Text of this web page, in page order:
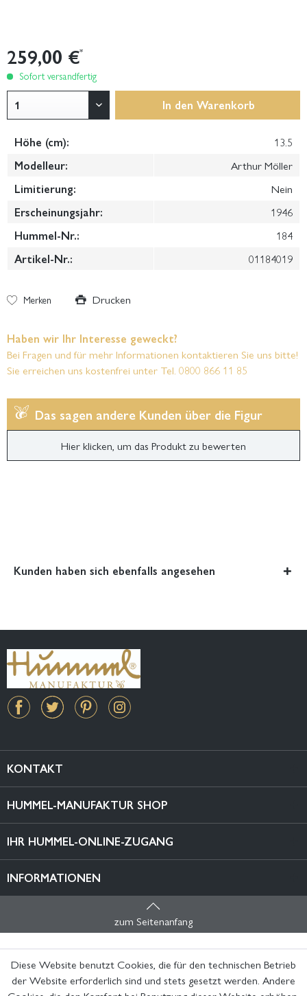
259,00 €*
Sofort versandfertig
In den Warenkorb
Höhe (cm):
13.5
Modelleur:
Arthur Möller
Limitierung:
Nein
Erscheinungsjahr:
1946
Hummel-Nr.:
184
Artikel-Nr.:
01184019
Merken Drucken
Haben wir Ihr Interesse geweckt?
Bei Fragen und für mehr Informationen kontaktieren Sie uns bitte!
Sie erreichen uns kostenfrei unter Tel. 0800 866 11 85
Das sagen andere Kunden über die Figur
Hier klicken, um das Produkt zu bewerten
Kunden haben sich ebenfalls angesehen
KONTAKT
HUMMEL-MANUFAKTUR SHOP
IHR HUMMEL-ONLINE-ZUGANG
INFORMATIONEN
zum Seitenanfang
Diese Website benutzt Cookies, die für den technischen Betrieb
der Website erforderlich sind und stets gesetzt werden. Andere